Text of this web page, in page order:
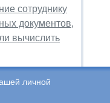
сотруднику
документов,
вычислить
личной